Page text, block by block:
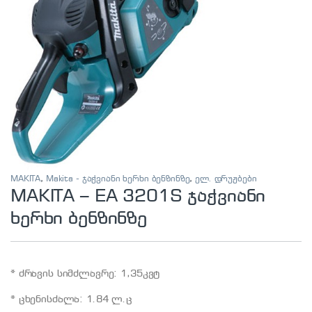
MAKITA, Makita - ჯაჭვიანი ხერხი ბენზინზე,ელ. დრუჟბები
MAKITA – EA 3201S ჯაჭვიანი
ხერხი ბენზინზე
* ძრავის სიმძლავრე: 1,35კვტ
* ცხენისძალა: 1.84 ლ.ც